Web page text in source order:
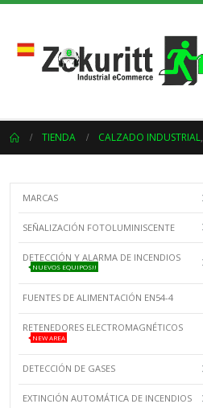
TIENDA CALZADO INDUSTRIAL,
MARCAS
SEÑALIZACIÓN FOTOLUMINISCENTE
DETECCIÓN Y ALARMA DE INCENDIOS
NUEVOS EQUIPOS!!
FUENTES DE ALIMENTACIÓN EN54-4
RETENEDORES ELECTROMAGNÉTICOS
NEW AREA
DETECCIÓN DE GASES
EXTINCIÓN AUTOMÁTICA DE INCENDIOS